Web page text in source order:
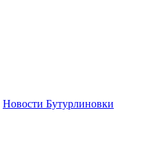
Новости Бутурлиновки